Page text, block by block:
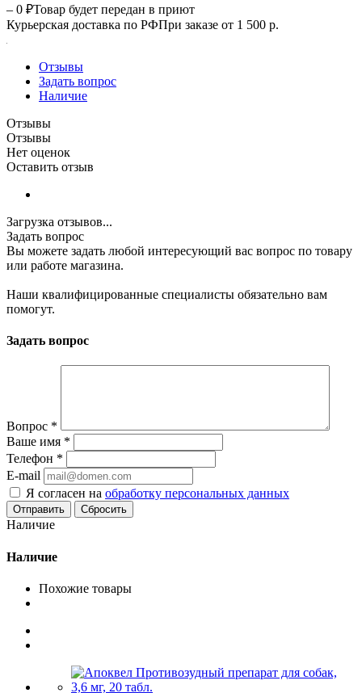
– 0 ₽Товар будет передан в приют
Курьерская доставка по РФПри заказе от 1 500 р.
Отзывы
Задать вопрос
Наличие
Отзывы
Отзывы
Нет оценок
Оставить отзыв
Загрузка отзывов...
Задать вопрос
Вы можете задать любой интересующий вас вопрос по товару
или работе магазина.
Наши квалифицированные специалисты обязательно вам
помогут.
Задать вопрос
Вопрос *
Ваше имя *
Телефон *
E-mail
Я согласен на обработку персональных данных
Сбросить
Наличие
Наличие
Похожие товары